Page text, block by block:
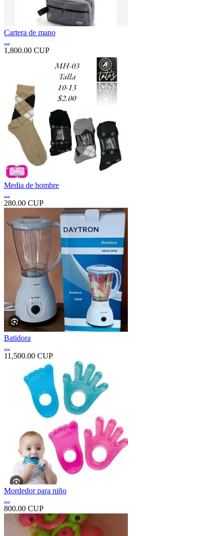
Cartera de mano
...
1,800.00 CUP
Media de hombre
...
280.00 CUP
Batidora
...
11,500.00 CUP
Mordedor para niño
...
800.00 CUP